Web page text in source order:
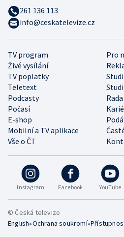
Instagram Facebook YouTube
TV program
Pro
Živé vysílání
TV poplatky
Teletext
Podcasty
Počasí
E-shop
Mobilní a TV aplikace
Vše o ČT
261 136 113
info@ceskatelevize.cz
© Česká televize
English•Ochrana soukromí•